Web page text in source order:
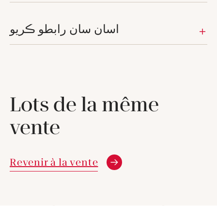
اسان سان رابطو ڪريو
Lots de la même
vente
Revenir à la vente